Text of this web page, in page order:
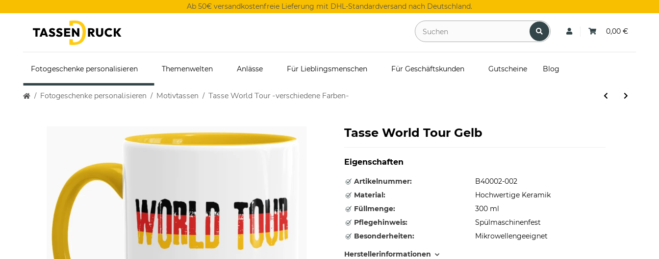
Ab 50€ versandkostenfreie Lieferung mit DHL-Standardversand nach Deutschland.
0,00 €
Fotogeschenke personalisieren Themenwelten Anlässe Für Lieblingsmenschen Für Geschäftskunden Gutscheine Blog
Fotogeschenke personalisieren Motivtassen Tasse World Tour -verschiedene Farben-
Tasse World Tour Gelb
Eigenschaften
Artikelnummer:
B40002-002
Material:
Hochwertige Keramik
Füllmenge:
300 ml
Pflegehinweis:
Spülmaschinenfest
Besonderheiten:
Mikrowellengeeignet
Herstellerinformationen